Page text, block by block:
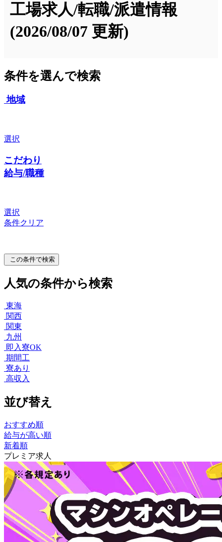
工場求人/転職/派遣情報
(2026/08/07 更新)
条件を選んで検索
地域
選択
こだわり
給与/職種
選択
条件クリア
この条件で検索
人気の条件から検索
東海
関西
関東
九州
即入寮OK
期間工
寮あり
高収入
並び替え
おすすめ順
給与が高い順
新着順
プレミア求人